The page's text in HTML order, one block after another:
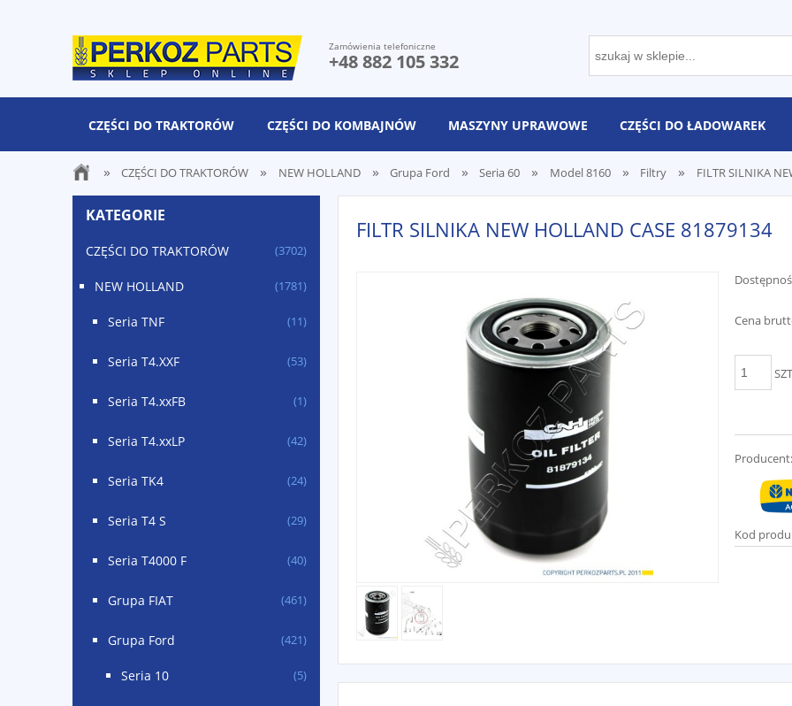
Zamówienia telefoniczne
+48 882 105 332
CZĘŚCI DO TRAKTORÓW CZĘŚCI DO KOMBAJNÓW MASZYNY UPRAWOWE CZĘŚCI DO ŁADOWAREK
» CZĘŚCI DO TRAKTORÓW » NEW HOLLAND » Grupa Ford » Seria 60 » Model 8160 » Filtry » FILTR SILNIKA
KATEGORIE
CZĘŚCI DO TRAKTORÓW (3702)
NEW HOLLAND (1781)
Seria TNF (11)
Seria T4.XXF (53)
Seria T4.xxFB (1)
Seria T4.xxLP (42)
Seria TK4 (24)
Seria T4 S (29)
Seria T4000 F (40)
Grupa FIAT (461)
Grupa Ford (421)
Seria 10 (5)
FILTR SILNIKA NEW HOLLAND CASE 81879134
Cena
SZT
Producent:
Kod